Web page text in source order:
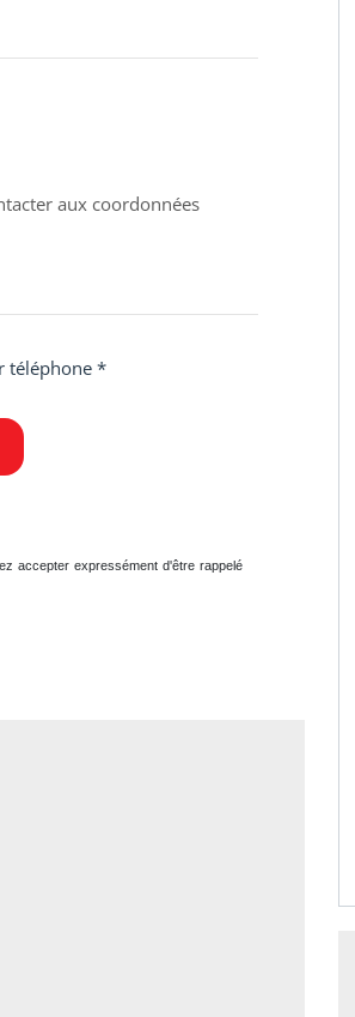
téléphone *
accepter expressément d'être rappelé